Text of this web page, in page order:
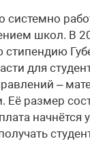
системно
школ. В
для
–
Её размер
начнётся